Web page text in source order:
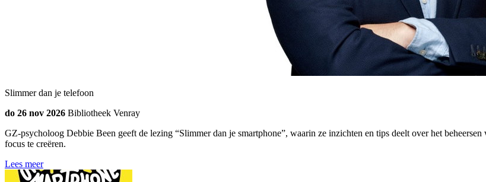
Slimmer dan je telefoon
do 26 nov 2026 Bibliotheek Venray
GZ-psycholoog Debbie Been geeft de lezing “Slimmer dan je smartphone”, waarin ze inzichten en tips deelt over het
focus te creëren.
Lees meer